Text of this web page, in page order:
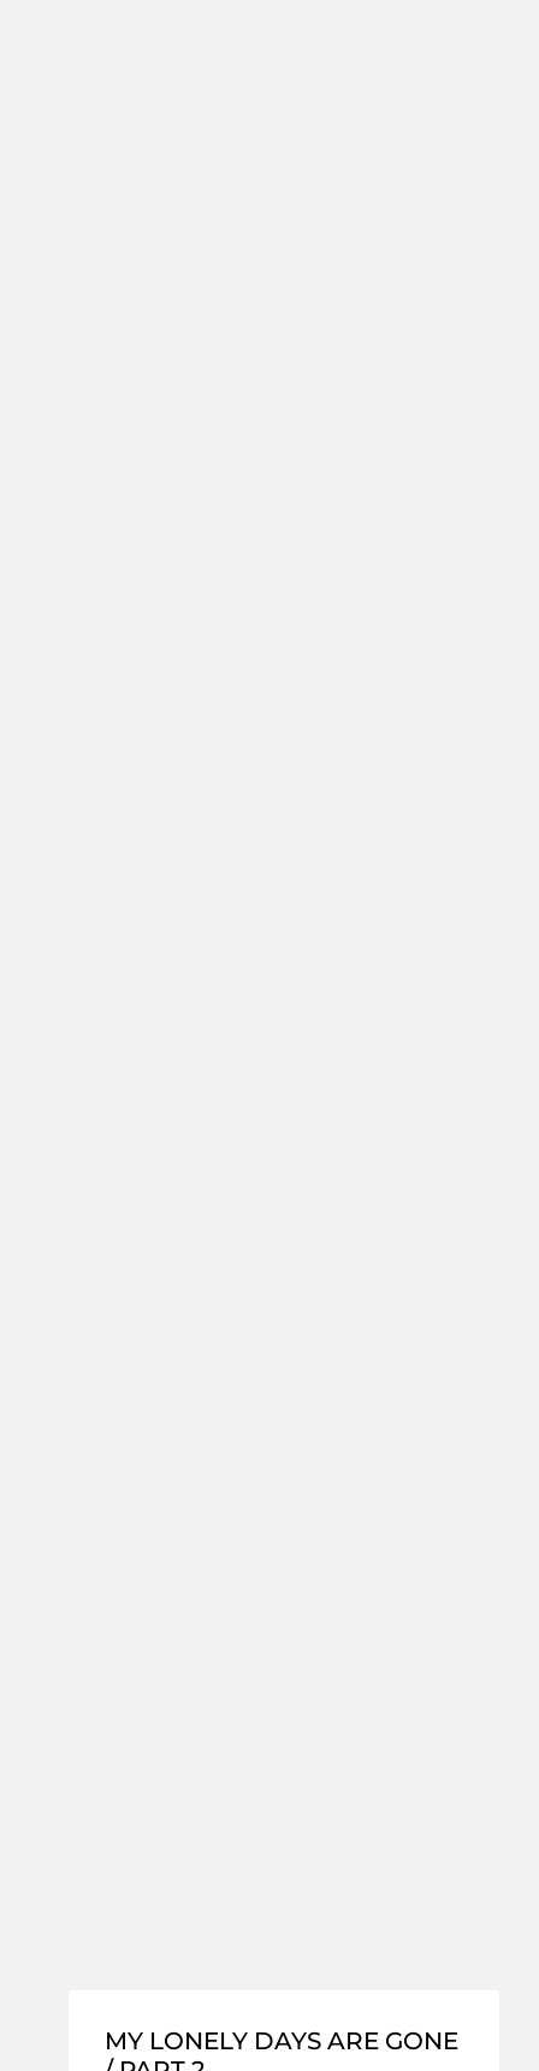
MY LONELY DAYS ARE GONE